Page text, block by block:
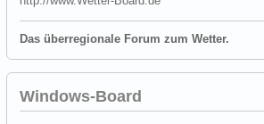
Das überregionale Forum zum Wetter.
Windows-Board